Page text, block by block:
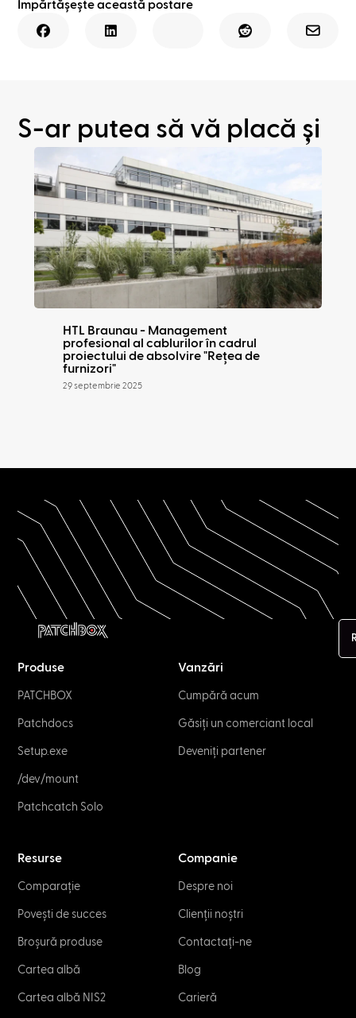
Împărtășește această postare
S-ar putea să vă placă și
HTL Braunau - Management
profesional al cablurilor în cadrul
proiectului de absolvire "Rețea de
furnizori"
29 septembrie 2025
Produse
PATCHBOX
Patchdocs
Setup.exe
/dev/mount
Patchcatch Solo
Vanzări
Cumpără acum
Găsiți un comerciant local
Deveniți partener
Resurse
Comparație
Povești de succes
Broșură produse
Cartea albă
Cartea albă NIS2
Companie
Despre noi
Clienții noștri
Contactați-ne
Blog
Carieră